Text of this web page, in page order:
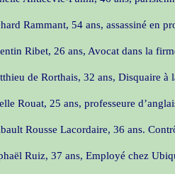
Rammant, 54 ans, assassiné en
Ribet, 26 ans, Avocat dans la
de Rorthais, 32 ans, Disquaire à
Rouat, 25 ans, professeure
Rousse Lacordaire, 36 ans.
Ruiz, 37 ans, Employé chez